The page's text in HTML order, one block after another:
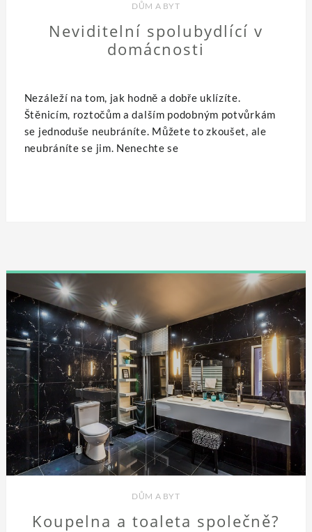
DŮM A BYT
Neviditelní spolubydlící v
domácnosti
Nezáleží na tom, jak hodně a dobře uklízíte.
Štěnicím, roztočům a dalším podobným potvůrkám
se jednoduše neubráníte. Můžete to zkoušet, ale
neubráníte se jim. Nenechte se
DŮM A BYT
Koupelna a toaleta společně?